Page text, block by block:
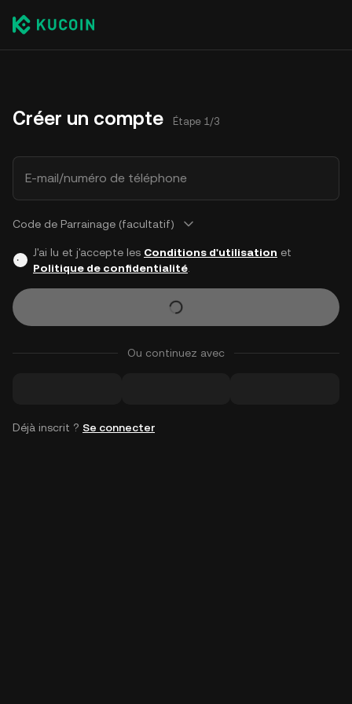
Créer un compte Étape 1/3
E-mail/numéro de téléphone
Code de Parrainage (facultatif)
J'ai lu et j'accepte les Conditions d'utilisation et
Politique de confidentialité.
Ou continuez avec
Déjà inscrit ? Se connecter